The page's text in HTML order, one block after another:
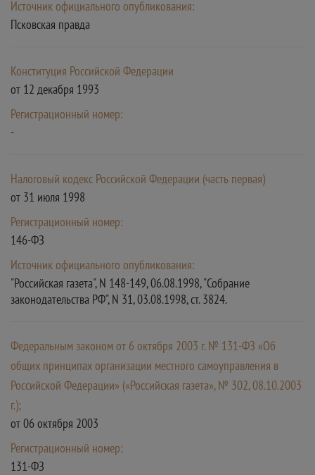
Источник официального опубликования:
Псковская правда
Конституция Российской Федерации
от 12 декабря 1993
Регистрационный номер:
-
Налоговый кодекс Российской Федерации (часть первая)
от 31 июля 1998
Регистрационный номер:
146-ФЗ
Источник официального опубликования:
"Российская газета", N 148-149, 06.08.1998, "Собрание
законодательства РФ", N 31, 03.08.1998, ст. 3824.
Федеральным законом от 6 октября 2003 г. № 131-ФЗ «Об
общих принципах организации местного самоуправления в
Российской Федерации» («Российская газета», № 302, 08.10.2003
г.);
от 06 октября 2003
Регистрационный номер:
131-ФЗ